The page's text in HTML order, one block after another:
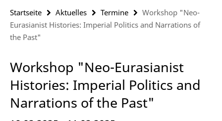
Startseite Aktuelles Termine
Workshop "Neo-
Eurasianist Histories: Imperial Politics and Narrations of
the Past"
Workshop "Neo-Eurasianist
Histories: Imperial Politics and
Narrations of the Past"